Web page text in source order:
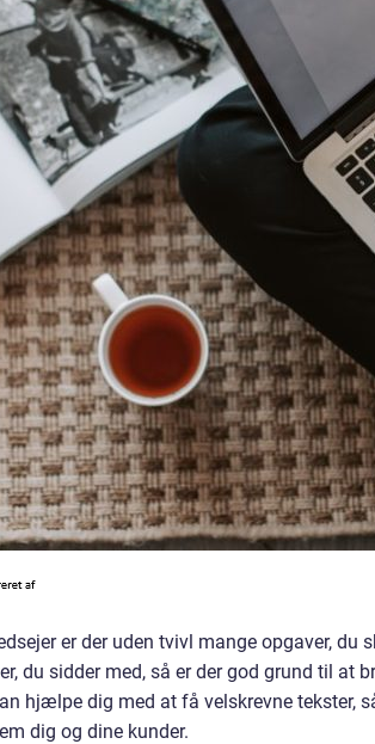
er der uden tvivl mange opgaver,
du sidder med, så er der god grund til at
hjælpe dig med at få velskrevne tekster,
dig og dine kunder.